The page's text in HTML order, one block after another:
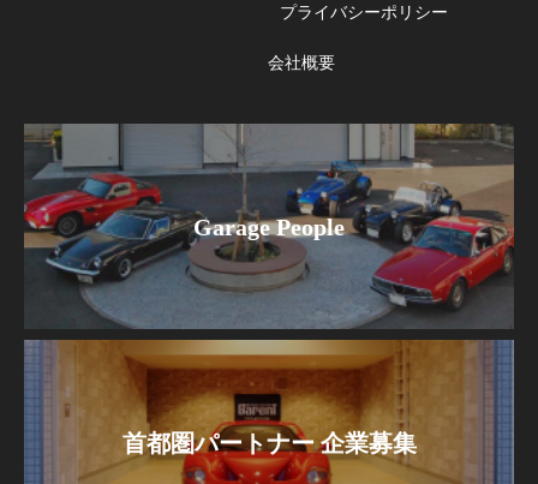
プライバシーポリシー
会社概要
Garage People
首都圏パートナー 企業募集